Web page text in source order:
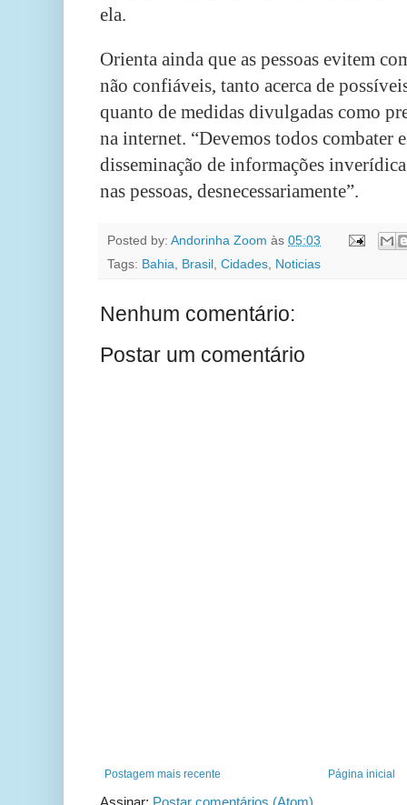
ela.
Orienta ainda que as pessoas evitem
não confiáveis, tanto acerca de
quanto de medidas divulgadas como
na internet. “Devemos todos combater
disseminação de informações
nas pessoas, desnecessariamente”.
Posted by: Andorinha Zoom às 05:03
Tags: Bahia, Brasil , Cidades, Noticias
Nenhum comentário:
Postar um comentário
Postagem mais recente Página inicial
Assinar: Postar comentários (Atom)